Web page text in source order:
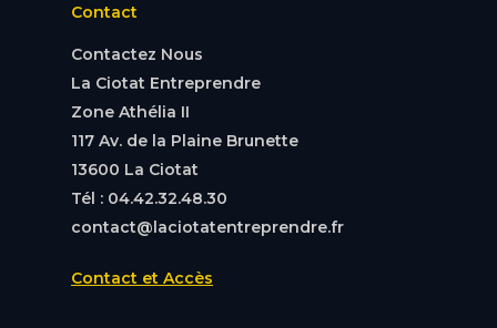
Contact
Contactez Nous
La Ciotat Entreprendre
Zone Athélia II
117 Av. de la Plaine Brunette
13600 La Ciotat
Tél : 04.42.32.48.30
contact@laciotatentreprendre.fr
Contact et Accès